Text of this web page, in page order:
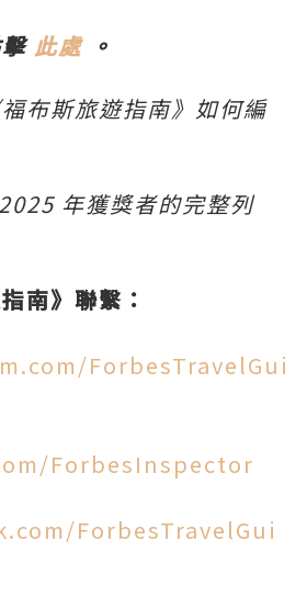
此處 。
布斯旅遊指南》如何編
年獲獎者的完整列
南》聯繫：
ForbesTravelGui
ForbesInspector
ForbesTravelGui